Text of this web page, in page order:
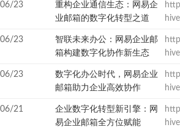
06/23
重构企业通信生态：网易企
业邮箱的数字化转型之道
06/23
智联未来办公：网易企业邮
箱构建数字化协作新生态
06/23
数字化办公时代，网易企业
邮箱助力企业高效协作
06/21
企业数字化转型新引擎：网
易企业邮箱全方位赋能